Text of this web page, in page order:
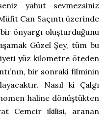
yahut sevmezsiniz
Can Saçıntı üzerinde
önyargı oluşturduğunu
Güzel Şey, tüm bu
yüz kilometre öteden
bir sonraki filminin
Nasıl ki Çalgı
haline dönüştükten
Cemcir ikilisi, aranan